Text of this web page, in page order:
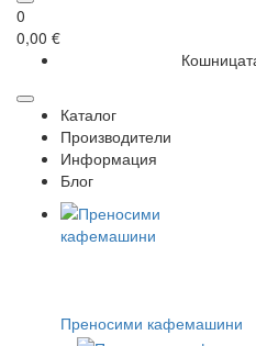
0
0,00 €
Каталог
Производители
Информация
Блог
Преносими кафемашини